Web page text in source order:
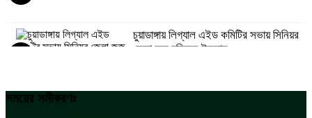
চুয়াডাঙ্গায় লিগ্যাল এইড কমিটির সভায় সিনিয়র
জেলা জজ রফিকুল ইসলাম
সময়ের সমীকরণঃ